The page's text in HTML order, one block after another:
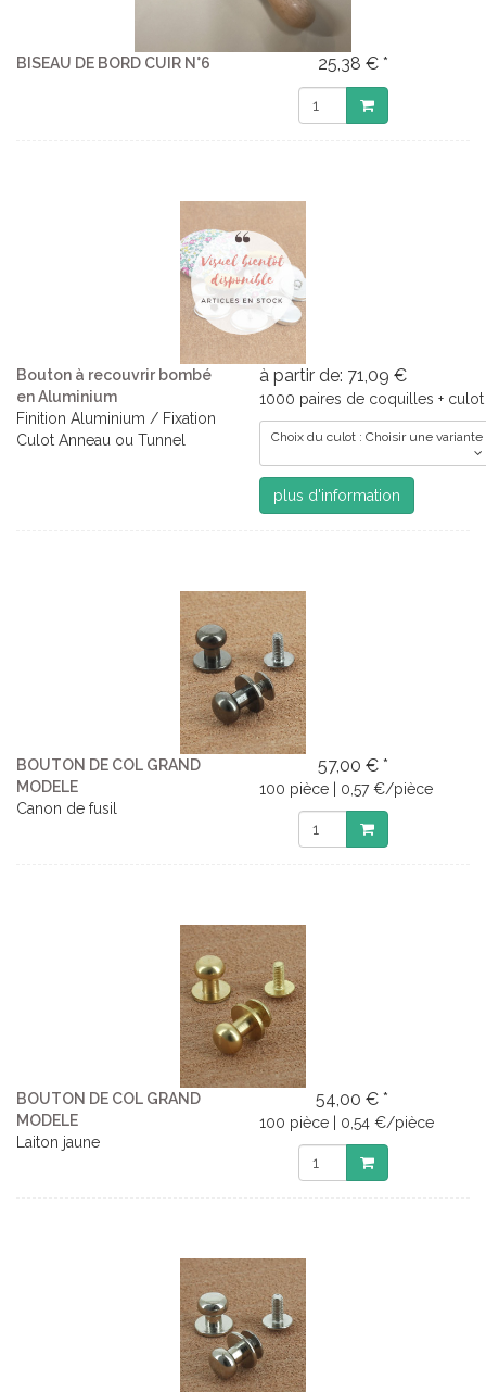
BISEAU DE BORD CUIR N°6 25,38 € *
Bouton à recouvrir bombé
en Aluminium
Finition Aluminium / Fixation
Culot Anneau ou Tunnel
à partir de: 71,09 €
1000 paires de coquilles +
Choix du culot : Choisir une variante
plus d'information
BOUTON DE COL GRAND
MODELE
Canon de fusil
57,00 € *
100 pièce | 0,57 €/pièce
BOUTON DE COL GRAND
MODELE
Laiton jaune
54,00 € *
100 pièce | 0,54 €/pièce